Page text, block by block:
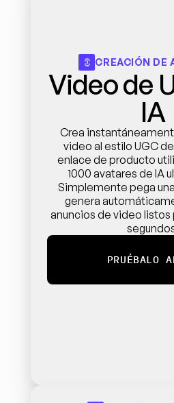
CREACIÓN DE
Video de
IA
Crea
video al estilo UGC
enlace de producto
1000 avatares de IA
Simplemente pega
genera
anuncios de video listos
PRUÉBALO